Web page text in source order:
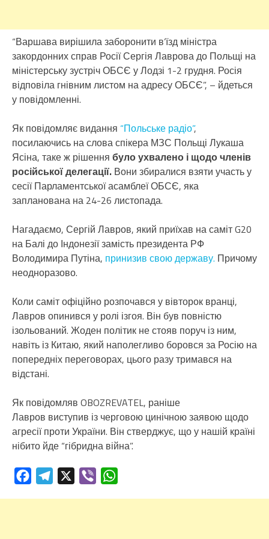
“Варшава вирішила заборонити в’їзд міністра
закордонних справ Росії Сергія Лаврова до Польщі на
міністерську зустріч ОБСЄ у Лодзі 1-2 грудня. Росія
відповіла гнівним листом на адресу ОБСЄ”, – йдеться
у повідомленні.
Як повідомляє видання “Польське радіо”,
посилаючись на слова спікера МЗС Польщі Лукаша
Ясіна, таке ж рішення було ухвалено і щодо членів
російської делегації. Вони збиралися взяти участь у
сесії Парламентської асамблеї ОБСЄ, яка
запланована на 24-26 листопада.
Нагадаємо, Сергій Лавров, який приїхав на саміт G20
на Балі до Індонезії замість президента РФ
Володимира Путіна, принизив свою державу. Причому
неодноразово.
Коли саміт офіційно розпочався у вівторок вранці,
Лавров опинився у ролі ізгоя. Він був повністю
ізольований. Жоден політик не стояв поруч із ним,
навіть із Китаю, який наполегливо боровся за Росію на
попередніх переговорах, цього разу тримався на
відстані.
Як повідомляв OBOZREVATEL, раніше
Лавров виступив із черговою цинічною заявою щодо
агресії проти України. Він стверджує, що у нашій країні
нібито йде “гібридна війна”.
FacebookTelegram Viber